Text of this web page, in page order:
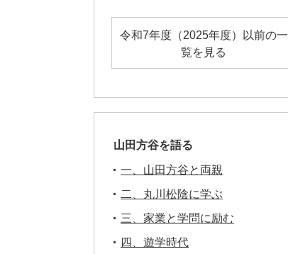
令和7年度（2025年度）以前の一
覧を見る
山田方谷を語る
一、山田方谷と両親
二、丸川松陰に学ぶ
三、家業と学問に励む
四、遊学時代